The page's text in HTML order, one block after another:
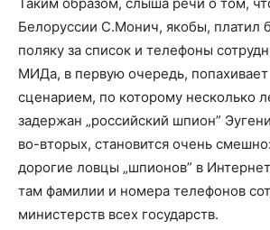
Белоруссии С.Монич, якобы, платил
поляку за список и телефоны
МИДа, в первую очередь,
сценарием, по которому несколько
задержан „российский шпион”
во-вторых, становится очень
дорогие ловцы „шпионов” в
там фамилии и номера телефонов
министерств всех государств.